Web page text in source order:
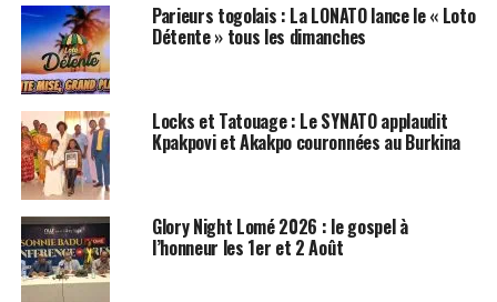
Parieurs togolais : La LONATO lance le « Loto
Détente » tous les dimanches
Locks et Tatouage : Le SYNATO applaudit
Kpakpovi et Akakpo couronnées au Burkina
Glory Night Lomé 2026 : le gospel à
l’honneur les 1er et 2 Août